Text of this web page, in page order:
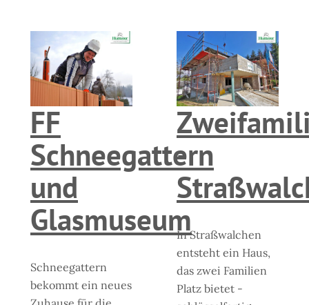
FF
Schneegattern
und
Glasmuseum
Schneegattern
bekommt ein neues
-
In Straßwalchen
entsteht ein Haus,
das zwei Familien
Platz bietet -